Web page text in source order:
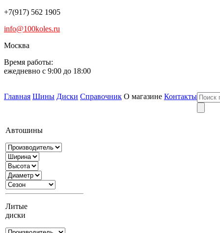
+7(917) 562 1905
info@100koles.ru
Москва
Время работы:
ежедневно с 9:00 до 18:00
Главная Шины Диски Справочник О магазине Контакты
Автошины
Литые
диски